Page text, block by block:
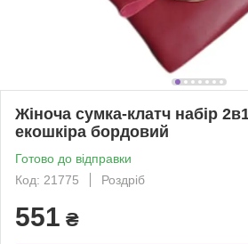
Жіноча сумка-клатч набір
екошкіра бордовий
Готово до відправки
Код: 21775
Роздріб
551 ₴